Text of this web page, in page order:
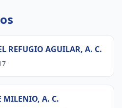
REFUGIO AGUILAR, A. C.
MILENIO, A. C.